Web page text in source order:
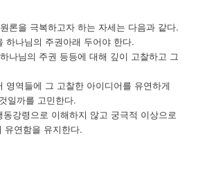
론을 극복하고자 하는 자세는 다음과 같다.
하나님의 주권아래 두어야 한다.
나님의 주권 등등에 대해 깊이 고찰하고 그
영역들에 그 고찰한 아이디어를 유연하게
일까를 고민한다.
강령으로 이해하지 않고 궁극적 이상으로
유연함을 유지한다.